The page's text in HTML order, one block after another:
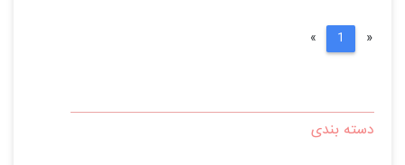
«
Previous
1
»
دسته بندی